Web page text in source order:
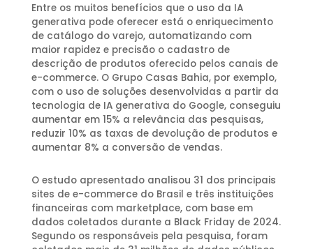
Entre os muitos benefícios que o uso da IA
generativa pode oferecer está o enriquecimento
de catálogo do varejo, automatizando com
maior rapidez e precisão o cadastro de
descrição de produtos oferecido pelos canais de
e-commerce. O Grupo Casas Bahia, por exemplo,
com o uso de soluções desenvolvidas a partir da
tecnologia de IA generativa do Google, conseguiu
aumentar em 15% a relevância das pesquisas,
reduzir 10% as taxas de devolução de produtos e
aumentar 8% a conversão de vendas.
O estudo apresentado analisou 31 dos principais
sites de e-commerce do Brasil e três instituições
financeiras com marketplace, com base em
dados coletados durante a Black Friday de 2024.
Segundo os responsáveis pela pesquisa, foram